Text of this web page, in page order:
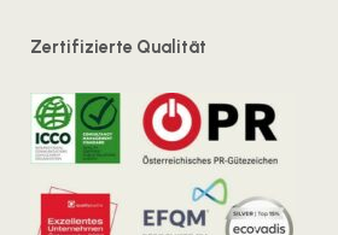
Zertifizierte Qualität